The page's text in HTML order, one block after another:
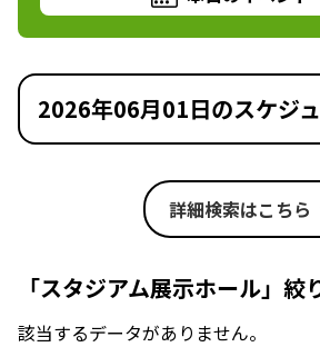
2026年06月01日のスケジ
詳細検索はこちら
「スタジアム展示ホール」絞
該当するデータがありません。